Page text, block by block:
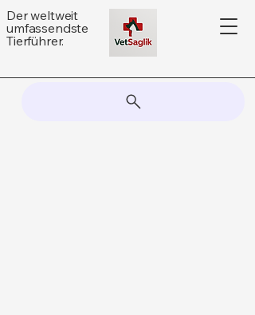
Der weltweit
umfassendste
Tierführer.